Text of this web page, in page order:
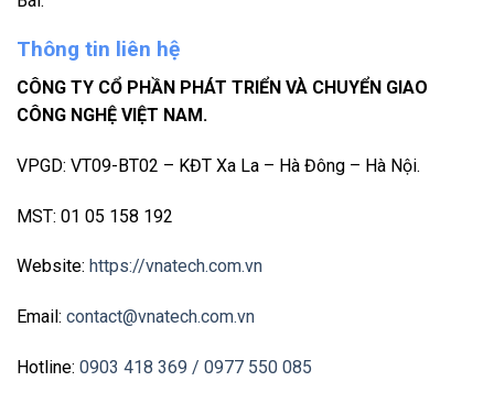
Thông tin liên hệ
CÔNG TY CỔ PHẦN PHÁT TRIỂN VÀ CHUYỂN GIAO
CÔNG NGHỆ VIỆT NAM.
VPGD: VT09-BT02 – KĐT Xa La – Hà Đông – Hà Nội.
MST: 01 05 158 192
Website: https://vnatech.com.vn
Email: contact@vnatech.com.vn
Hotline: 0903 418 369 / 0977 550 085